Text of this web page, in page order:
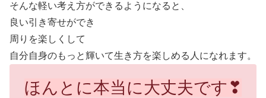
そんな軽い考え方ができるようになると、
良い引き寄せができ
周りを楽しくして
自分自身のもっと輝いて生き方を楽しめる人になれます。
ほんとに本当に大丈夫です❣